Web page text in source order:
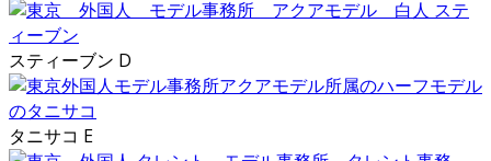
スティーブン D
タニサコ E